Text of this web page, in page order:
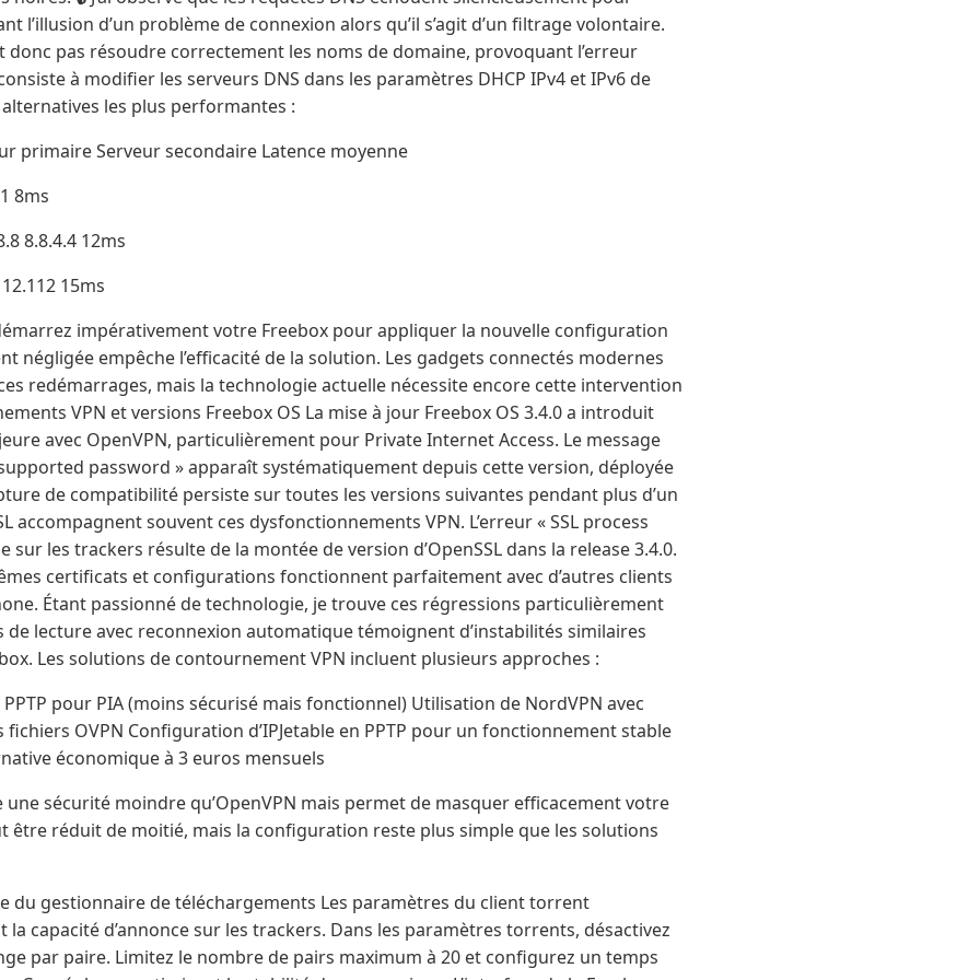
l’illusion d’un problème de connexion alors qu’il s’agit d’un filtrage volontaire.
donc pas résoudre correctement les noms de domaine, provoquant l’erreur
à modifier les serveurs DNS dans les paramètres DHCP IPv4 et IPv6 de
les plus performantes :
primaire Serveur secondaire Latence moyenne
8ms
8.8.4.4 12ms
15ms
impérativement votre Freebox pour appliquer la nouvelle configuration
négligée empêche l’efficacité de la solution. Les gadgets connectés modernes
redémarrages, mais la technologie actuelle nécessite encore cette intervention
VPN et versions Freebox OS La mise à jour Freebox OS 3.4.0 a introduit
avec OpenVPN, particulièrement pour Private Internet Access. Le message
password » apparaît systématiquement depuis cette version, déployée
de compatibilité persiste sur toutes les versions suivantes pendant plus d’un
accompagnent souvent ces dysfonctionnements VPN. L’erreur « SSL process
sur les trackers résulte de la montée de version d’OpenSSL dans la release 3.4.0.
certificats et configurations fonctionnent parfaitement avec d’autres clients
Étant passionné de technologie, je trouve ces régressions particulièrement
lecture avec reconnexion automatique témoignent d’instabilités similaires
Les solutions de contournement VPN incluent plusieurs approches :
pour PIA (moins sécurisé mais fonctionnel) Utilisation de NordVPN avec
OVPN Configuration d’IPJetable en PPTP pour un fonctionnement stable
économique à 3 euros mensuels
une sécurité moindre qu’OpenVPN mais permet de masquer efficacement votre
être réduit de moitié, mais la configuration reste plus simple que les solutions
du gestionnaire de téléchargements Les paramètres du client torrent
capacité d’annonce sur les trackers. Dans les paramètres torrents, désactivez
par paire. Limitez le nombre de pairs maximum à 20 et configurez un temps